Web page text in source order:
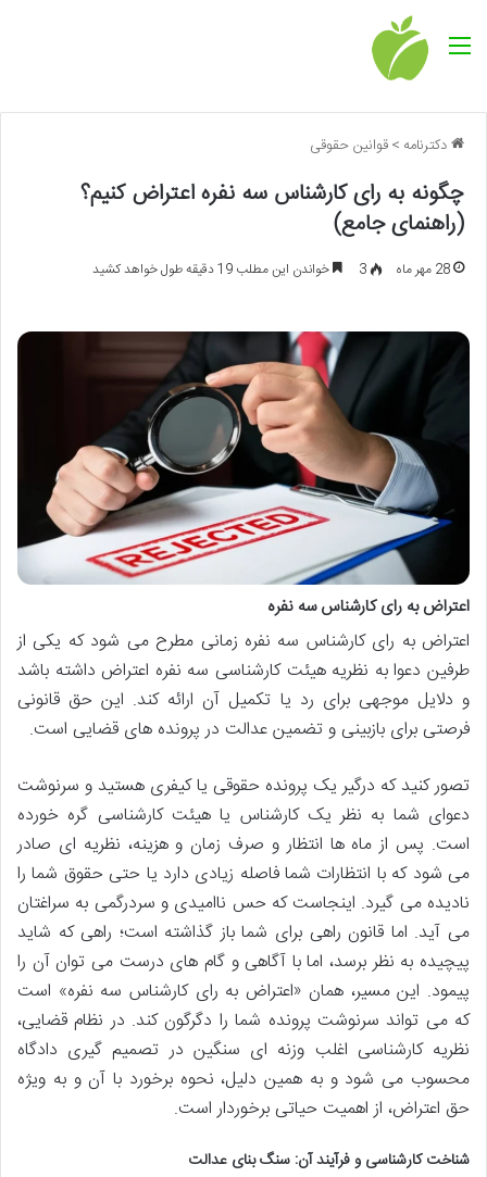
منو
دکترنامه >قوانین حقوقی
چگونه به رای کارشناس سه نفره اعتراض کنیم؟
(راهنمای جامع)
28 مهر ماه 3 خواندن این مطلب 19 دقیقه طول خواهد کشید
اعتراض به رای کارشناس سه نفره
اعتراض به رای کارشناس سه نفره زمانی مطرح می شود که یکی از
طرفین دعوا به نظریه هیئت کارشناسی سه نفره اعتراض داشته باشد
و دلایل موجهی برای رد یا تکمیل آن ارائه کند. این حق قانونی
فرصتی برای بازبینی و تضمین عدالت در پرونده های قضایی است.
تصور کنید که درگیر یک پرونده حقوقی یا کیفری هستید و سرنوشت
دعوای شما به نظر یک کارشناس یا هیئت کارشناسی گره خورده
است. پس از ماه ها انتظار و صرف زمان و هزینه، نظریه ای صادر
می شود که با انتظارات شما فاصله زیادی دارد یا حتی حقوق شما را
نادیده می گیرد. اینجاست که حس ناامیدی و سردرگمی به سراغتان
می آید. اما قانون راهی برای شما باز گذاشته است؛ راهی که شاید
پیچیده به نظر برسد، اما با آگاهی و گام های درست می توان آن را
پیمود. این مسیر، همان «اعتراض به رای کارشناس سه نفره» است
که می تواند سرنوشت پرونده شما را دگرگون کند. در نظام قضایی،
نظریه کارشناسی اغلب وزنه ای سنگین در تصمیم گیری دادگاه
محسوب می شود و به همین دلیل، نحوه برخورد با آن و به ویژه
حق اعتراض، از اهمیت حیاتی برخوردار است.
شناخت کارشناسی و فرآیند آن: سنگ بنای عدالت